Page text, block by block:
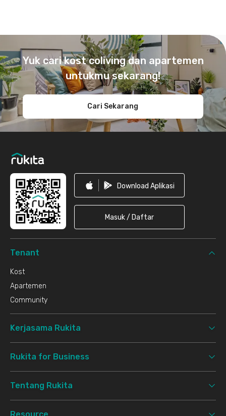
Yuk cari kost coliving dan apartemen
untukmu sekarang!
Cari Sekarang
Download Aplikasi
Masuk / Daftar
Tenant
Kost
Apartemen
Community
Kerjasama Rukita
Rukita for Business
Tentang Rukita